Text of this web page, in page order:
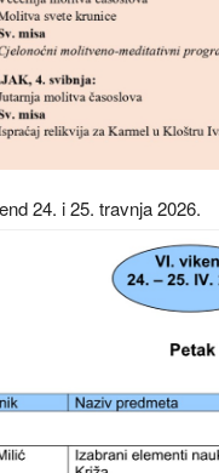
24. i 25. travnja 2026.